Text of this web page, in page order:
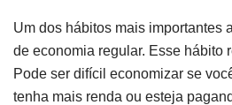
Um dos hábitos mais importantes
de economia regular. Esse hábito
Pode ser difícil economizar se
tenha mais renda ou esteja